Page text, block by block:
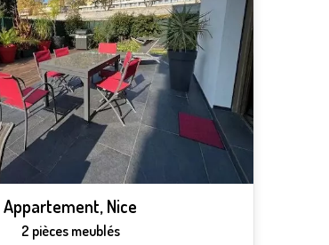
Appartement, Nice
2 pièces meublés